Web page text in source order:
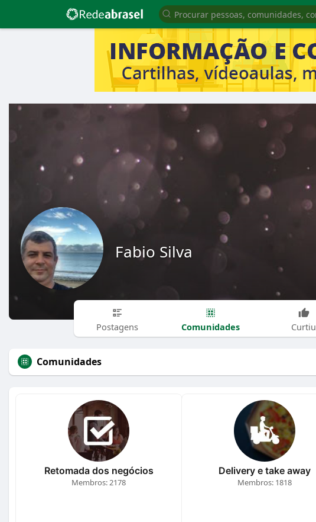
Fabio Silva
Postagens Comunidades Curtiu
Comunidades
Retomada dos negócios
Membros: 2178
Delivery e take away
Membros: 1818